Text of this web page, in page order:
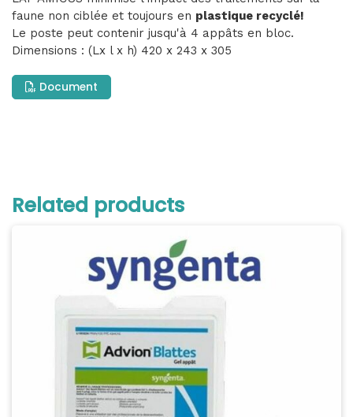
faune non ciblée et toujours en plastique recyclé!
Le poste peut contenir jusqu'à 4 appâts en bloc.
Dimensions : (Lx l x h) 420 x 243 x 305
Document
Related products